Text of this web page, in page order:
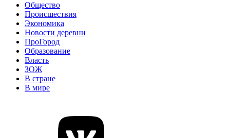
Общество
Происшествия
Экономика
Новости деревни
ПроГород
Образование
Власть
ЗОЖ
В стране
В мире